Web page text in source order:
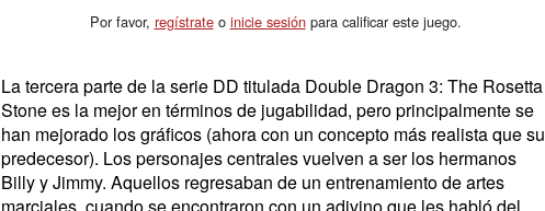
Por favor, regístrateo inicie sesiónpara calificar este juego.
La tercera parte de la serie DD titulada Double Dragon 3: The Rosetta
Stone es la mejor en términos de jugabilidad, pero principalmente se
han mejorado los gráficos (ahora con un concepto más realista que su
predecesor). Los personajes centrales vuelven a ser los hermanos
Billy y Jimmy. Aquellos regresaban de un entrenamiento de artes